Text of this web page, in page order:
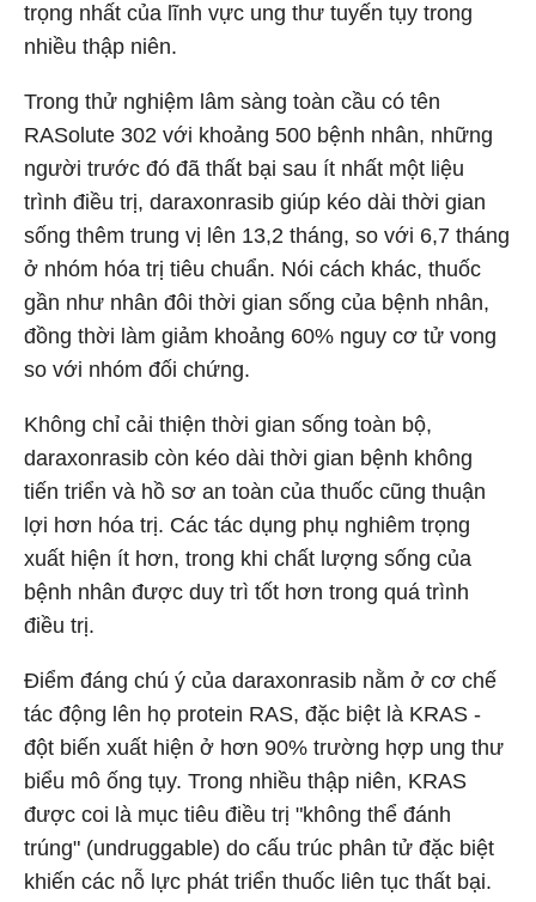
trọng nhất của lĩnh vực ung thư tuyến tụy trong
nhiều thập niên.
Trong thử nghiệm lâm sàng toàn cầu có tên
RASolute 302 với khoảng 500 bệnh nhân, những
người trước đó đã thất bại sau ít nhất một liệu
trình điều trị, daraxonrasib giúp kéo dài thời gian
sống thêm trung vị lên 13,2 tháng, so với 6,7 tháng
ở nhóm hóa trị tiêu chuẩn. Nói cách khác, thuốc
gần như nhân đôi thời gian sống của bệnh nhân,
đồng thời làm giảm khoảng 60% nguy cơ tử vong
so với nhóm đối chứng.
Không chỉ cải thiện thời gian sống toàn bộ,
daraxonrasib còn kéo dài thời gian bệnh không
tiến triển và hồ sơ an toàn của thuốc cũng thuận
lợi hơn hóa trị. Các tác dụng phụ nghiêm trọng
xuất hiện ít hơn, trong khi chất lượng sống của
bệnh nhân được duy trì tốt hơn trong quá trình
điều trị.
Điểm đáng chú ý của daraxonrasib nằm ở cơ chế
tác động lên họ protein RAS, đặc biệt là KRAS -
đột biến xuất hiện ở hơn 90% trường hợp ung thư
biểu mô ống tụy. Trong nhiều thập niên, KRAS
được coi là mục tiêu điều trị "không thể đánh
trúng" (undruggable) do cấu trúc phân tử đặc biệt
khiến các nỗ lực phát triển thuốc liên tục thất bại.